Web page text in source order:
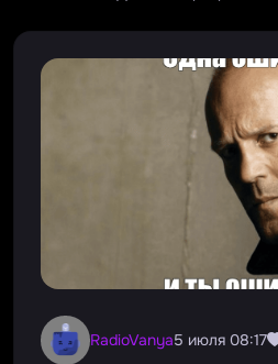
RadioVanya5 июля 08:17